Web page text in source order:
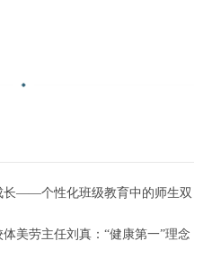
长——个性化班级教育中的师生双
美劳主任刘真：“健康第一”理念